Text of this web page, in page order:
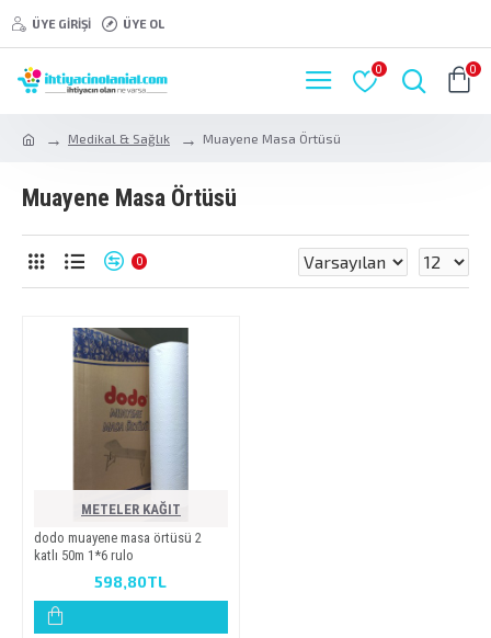
ÜYE GIRIŞI ÜYE OL
0 0
Medikal & Sağlık Muayene Masa Örtüsü
Muayene Masa Örtüsü
0
METELER KAĞIT
dodo muayene masa örtüsü 2
katli 50m 1*6 rulo
598,80TL